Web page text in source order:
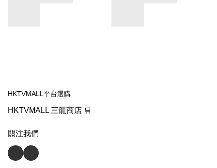
HKTVMALL平台選購
HKTVMALL 三龍商店 🛒
關注我們